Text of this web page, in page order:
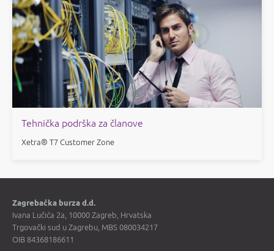
Tehnička podrška za članove
Xetra® T7 Customer Zone
Zagrebačka burza d.d.
Ivana Lučića 2a, 10000 Zagreb, Hrvatska
Trgovački sud u Zagrebu, MBS 080034217
OIB 84368186611